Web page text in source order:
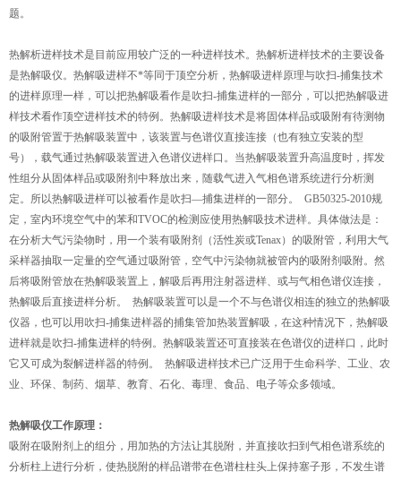
题。
热解析进样技术是目前应用较广泛的一种进样技术。热解析进样技术的主要设备
是热解吸仪。热解吸进样不*等同于顶空分析，热解吸进样原理与吹扫-捕集技术
的进样原理一样，可以把热解吸看作是吹扫-捕集进样的一部分，可以把热解吸进
样技术看作顶空进样技术的特例。热解吸进样技术是将固体样品或吸附有待测物
的吸附管置于热解吸装置中，该装置与色谱仪直接连接（也有独立安装的型
号），载气通过热解吸装置进入色谱仪进样口。当热解吸装置升高温度时，挥发
性组分从固体样品或吸附剂中释放出来，随载气进入气相色谱系统进行分析测
定。所以热解吸进样可以被看作是吹扫—捕集进样的一部分。 GB50325-2010规
定，室内环境空气中的苯和TVOC的检测应使用热解吸技术进样。具体做法是：
在分析大气污染物时，用一个装有吸附剂（活性炭或Tenax）的吸附管，利用大气
采样器抽取一定量的空气通过吸附管，空气中污染物就被管内的吸附剂吸附。然
后将吸附管放在热解吸装置上，解吸后再用注射器进样、或与气相色谱仪连接，
热解吸后直接进样分析。 热解吸装置可以是一个不与色谱仪相连的独立的热解吸
仪器，也可以用吹扫-捕集进样器的捕集管加热装置解吸，在这种情况下，热解吸
进样就是吹扫-捕集进样的特例。热解吸装置还可直接装在色谱仪的进样口，此时
它又可成为裂解进样器的特例。 热解吸进样技术已广泛用于生命科学、工业、农
业、环保、制药、烟草、教育、石化、毒理、食品、电子等众多领域。
热解吸仪工作原理：
吸附在吸附剂上的组分，用加热的方法让其脱附，并直接吹扫到气相色谱系统的
分析柱上进行分析，使热脱附的样品谱带在色谱柱柱头上保持塞子形，不发生谱